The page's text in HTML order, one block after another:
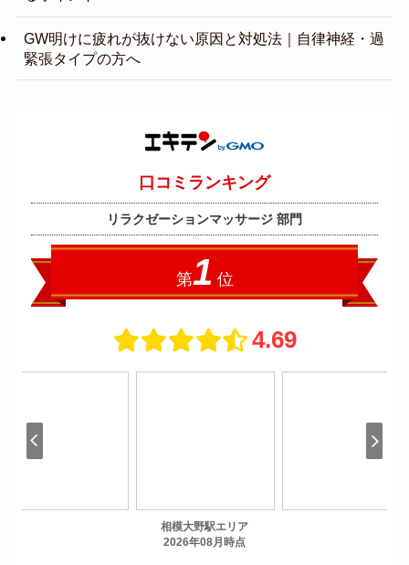
GW明けに疲れが抜けない原因と対処法｜自律神経・過
緊張タイプの方へ